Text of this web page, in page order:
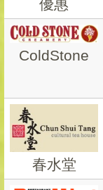
優惠
ColdStone
春水堂